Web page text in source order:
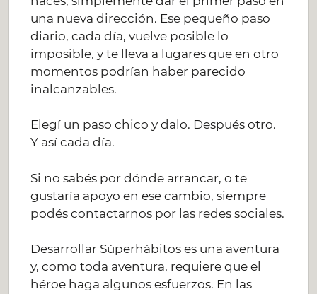
una nueva dirección. Ese pequeño paso
diario, cada día, vuelve posible lo
imposible, y te lleva a lugares que en otro
momentos podrían haber parecido
inalcanzables.
Elegí un paso chico y dalo. Después otro.
Y así cada día.
Si no sabés por dónde arrancar, o te
gustaría apoyo en ese cambio, siempre
podés contactarnos por las redes sociales.
Desarrollar Súperhábitos es una aventura
y, como toda aventura, requiere que el
héroe haga algunos esfuerzos. En las